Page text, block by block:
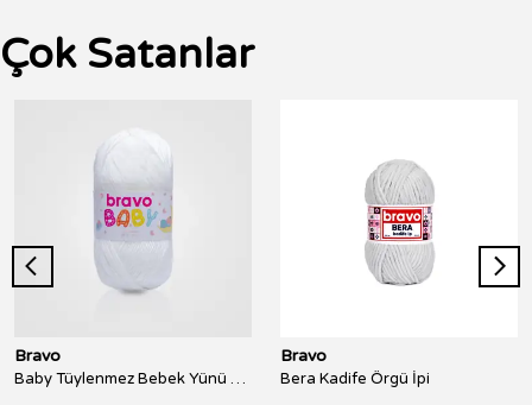
Çok Satanlar
Bravo
Baby Tüylenmez Bebek Yünü 100 Gr 250 Metre
Bravo
Bera Kadife Örgü İpi